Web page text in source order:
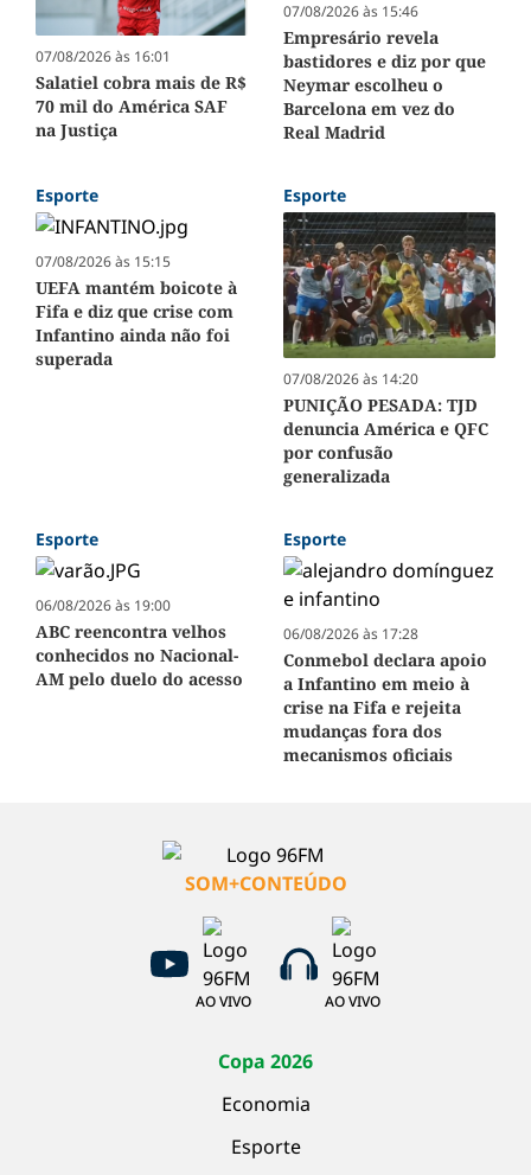
07/08/2026 às 16:01
Salatiel cobra mais de R$
70 mil do América SAF
na Justiça
07/08/2026 às 15:46
Empresário revela
bastidores e diz por que
Neymar escolheu o
Barcelona em vez do
Real Madrid
Esporte
07/08/2026 às 15:15
UEFA mantém boicote à
Fifa e diz que crise com
Infantino ainda não foi
superada
Esporte
07/08/2026 às 14:20
PUNIÇÃO PESADA: TJD
denuncia América e QFC
por confusão
generalizada
Esporte
06/08/2026 às 19:00
ABC reencontra velhos
conhecidos no Nacional-
AM pelo duelo do acesso
Esporte
06/08/2026 às 17:28
Conmebol declara apoio
a Infantino em meio à
crise na Fifa e rejeita
mudanças fora dos
mecanismos oficiais
SOM+CONTEÚDO
AO VIVO AO VIVO
Copa 2026
Economia
Esporte